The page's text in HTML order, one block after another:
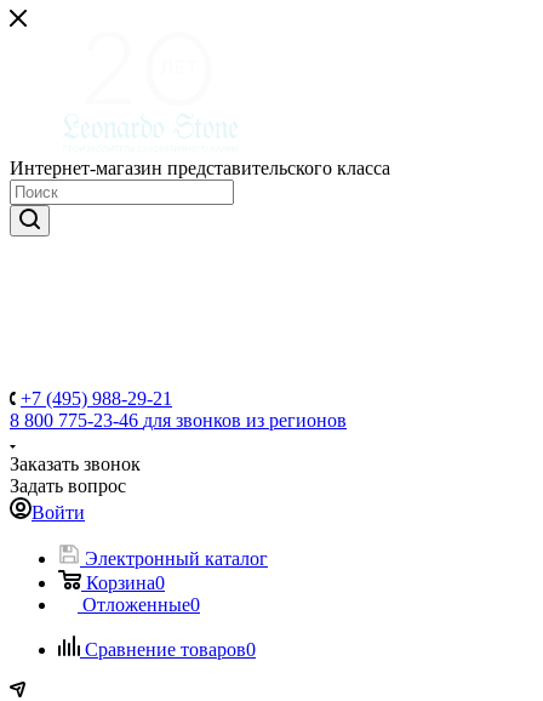
Интернет-магазин представительского класса
+7 (495) 988-29-21
8 800 775-23-46 для звонков из регионов
Заказать звонок
Задать вопрос
Войти
Электронный каталог
Корзина0
Отложенные0
Сравнение товаров0